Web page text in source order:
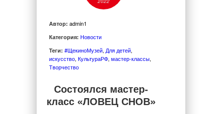
Автор: admin1
Категория: Новости
Теги: #ЩекиноМузей, Для детей,
искусство, КультураРФ, мастер-классы,
Творчество
Состоялся мастер-
класс «ЛОВЕЦ СНОВ»